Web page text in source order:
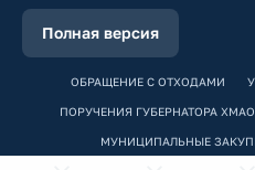
Полная версия
ОБРАЩЕНИЕ С ОТХОДАМИ
ПОРУЧЕНИЯ ГУБЕРНАТОРА
МУНИЦИПАЛЬНЫЕ